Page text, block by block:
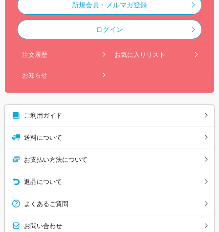
新規会員・メルマガ登録
ログイン
注文履歴 お気に入りリスト
お知らせ
ご利用ガイド
送料について
お支払い方法について
返品について
よくあるご質問
お問い合わせ